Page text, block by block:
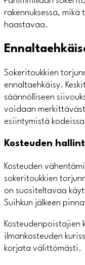
rakennuksessa,
haastavaa.
Sokeritoukkien
ennaltaehkäisy.
säännölliseen
voidaan
esiintymistä
Kosteuden
Kosteuden
sokeritoukkien
on suositeltavaa
Suihkun jälkeen
ilmankosteuden
korjata välittömästi.